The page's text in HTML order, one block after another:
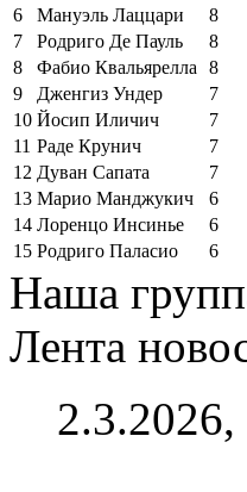
6
Мануэль Лаццари
8
7
Родриго Де Пауль
8
8
Фабио Квальярелла
8
9
Дженгиз Ундер
7
10 Йосип Иличич
7
11 Раде Крунич
7
12 Дуван Сапата
7
13 Марио Манджукич
6
14 Лоренцо Инсинье
6
15 Родриго Паласио 6
Наша
Лента